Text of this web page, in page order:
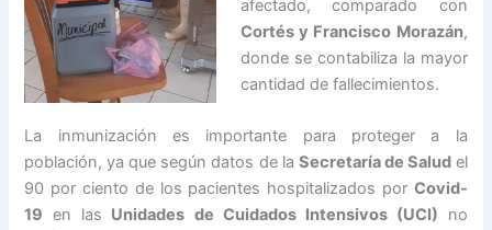
afectado, comparado con
Cortés y Francisco Morazán,
donde se contabiliza la mayor
cantidad de fallecimientos.
La inmunización es importante para proteger a la
población, ya que según datos de la Secretaría de Saludel
90 por ciento de los pacientes hospitalizados por Covid-
19 en las Unidades de Cuidados Intensivos (UCI) no